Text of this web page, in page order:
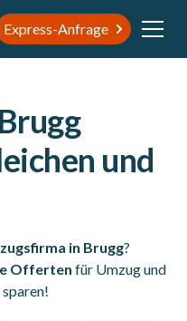
Express-Anfrage
und
in Brugg?
Offerten für Umzug und